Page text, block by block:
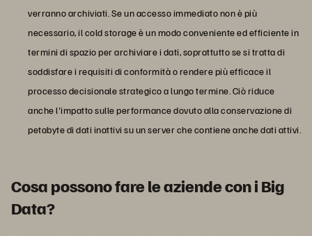
verranno archiviati. Se un accesso immediato non è più
necessario, il cold storage è un modo conveniente ed efficiente in
termini di spazio per archiviare i dati, soprattutto se si tratta di
soddisfare i requisiti di conformità o rendere più efficace il
processo decisionale strategico a lungo termine. Ciò riduce
anche l'impatto sulle performance dovuto alla conservazione di
petabyte di dati inattivi su un server che contiene anche dati attivi.
Cosa possono fare le aziende con i Big
Data?